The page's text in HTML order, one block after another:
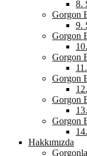
8.
Gorgon
9.
Gorgon
Gorgon
Gorgon
Gorgon
Gorgon
Hakkımızda